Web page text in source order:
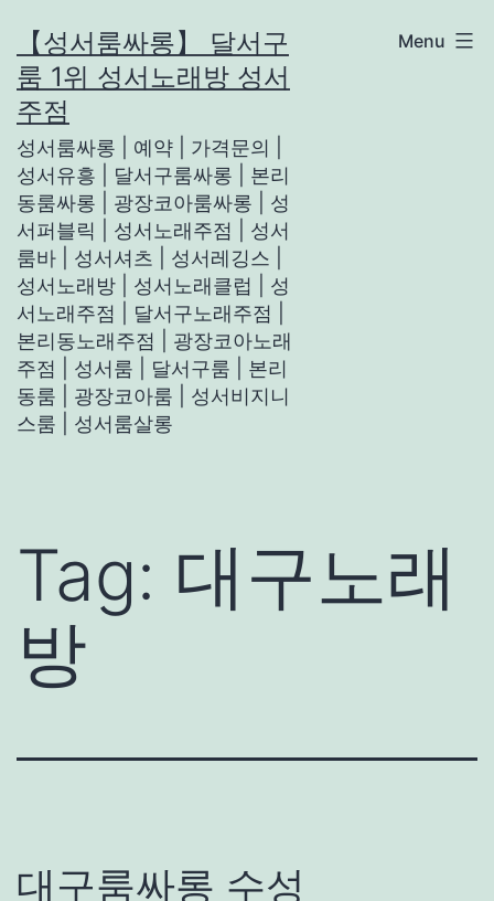
to
content
【성서룸싸롱】 달서구
룸 1위 성서노래방 성서
주점
성서룸싸롱 | 예약 | 가격문의 |
성서유흥 | 달서구룸싸롱 | 본리
동룸싸롱 | 광장코아룸싸롱 | 성
서퍼블릭 | 성서노래주점 | 성서
룸바 | 성서셔츠 | 성서레깅스 |
성서노래방 | 성서노래클럽 | 성
서노래주점 | 달서구노래주점 |
본리동노래주점 | 광장코아노래
주점 | 성서룸 | 달서구룸 | 본리
동룸 | 광장코아룸 | 성서비지니
스룸 | 성서룸살롱
Menu
Tag: 대구노래
방
대구룸싸롱 수성